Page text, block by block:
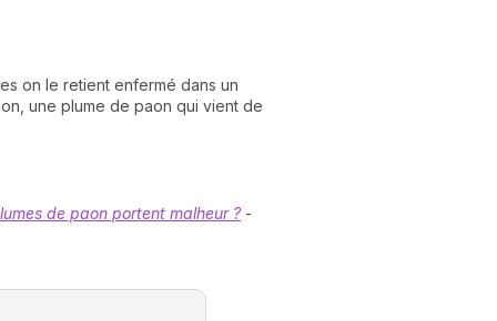
on le retient enfermé dans un
une plume de paon qui vient de
de paon portent malheur ? -